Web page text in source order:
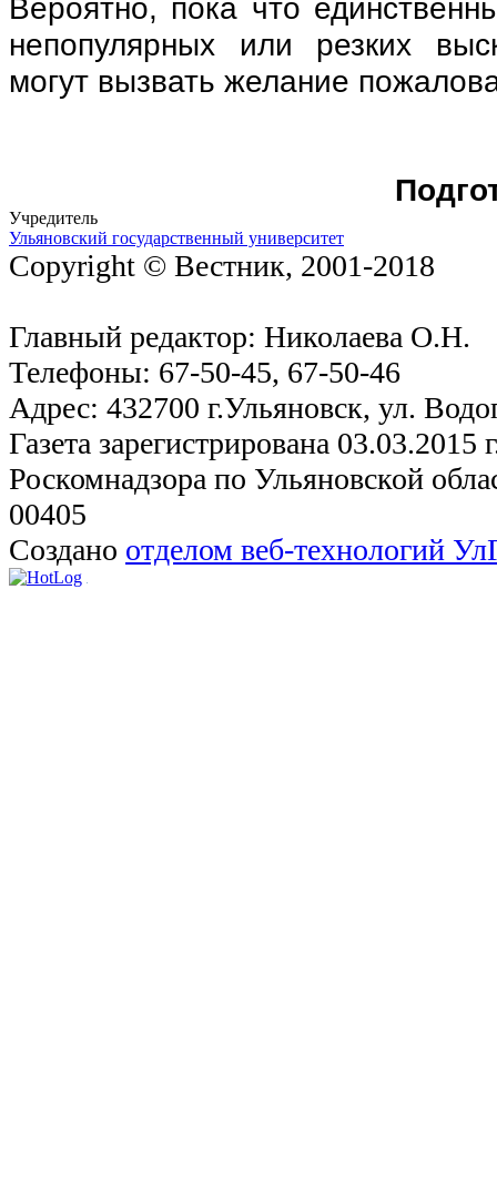
Вероятно, пока что
непопулярных или резких
могут вызвать желание
Учредитель
Ульяновский государственный университет
Copyright © Вестник, 2001-2018
Главный редактор: Николаева О.Н.
Телефоны: 67-50-45, 67-50-46
Адрес: 432700 г.Ульяновск, ул.
Газета зарегистрирована 03.03.2015
Роскомнадзора по Ульяновской
00405
Создано отделом веб-технологий